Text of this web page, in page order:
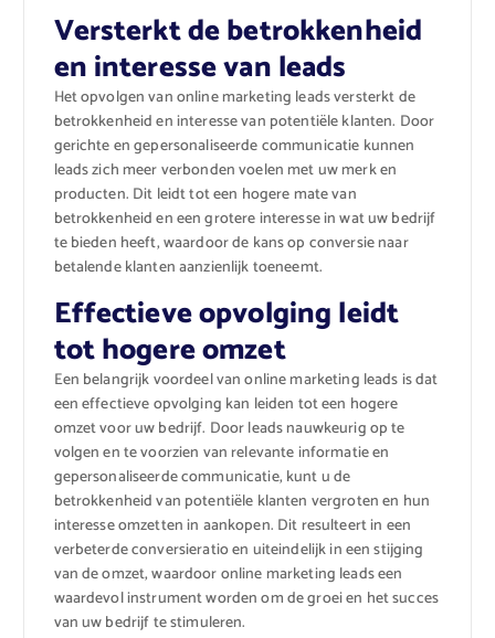
Versterkt de betrokkenheid
en interesse van leads
Het opvolgen van online marketing leads versterkt de
betrokkenheid en interesse van potentiële klanten. Door
gerichte en gepersonaliseerde communicatie kunnen
leads zich meer verbonden voelen met uw merk en
producten. Dit leidt tot een hogere mate van
betrokkenheid en een grotere interesse in wat uw bedrijf
te bieden heeft, waardoor de kans op conversie naar
betalende klanten aanzienlijk toeneemt.
Effectieve opvolging leidt
tot hogere omzet
Een belangrijk voordeel van online marketing leads is dat
een effectieve opvolging kan leiden tot een hogere
omzet voor uw bedrijf. Door leads nauwkeurig op te
volgen en te voorzien van relevante informatie en
gepersonaliseerde communicatie, kunt u de
betrokkenheid van potentiële klanten vergroten en hun
interesse omzetten in aankopen. Dit resulteert in een
verbeterde conversieratio en uiteindelijk in een stijging
van de omzet, waardoor online marketing leads een
waardevol instrument worden om de groei en het succes
van uw bedrijf te stimuleren.